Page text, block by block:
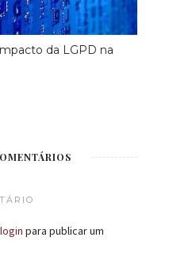
da LGPD na
login para publicar um